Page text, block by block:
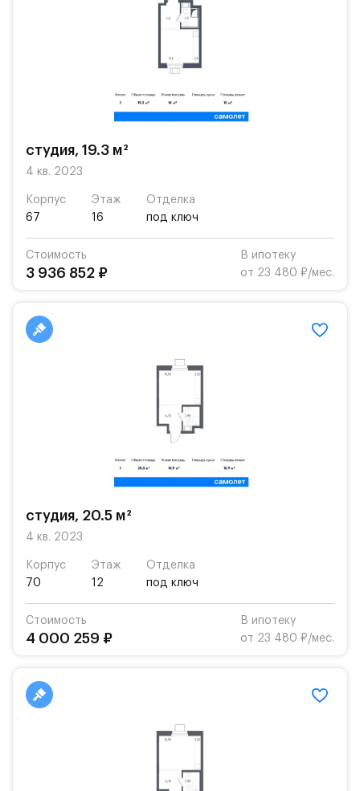
студия, 19.3 м²
4 кв. 2023
Корпус
67
Этаж
16
Отделка
под ключ
Стоимость
3 936 852 ₽
В ипотеку
от 23 480 ₽/мес.
студия, 20.5 м²
4 кв. 2023
Корпус
70
Этаж
12
Отделка
под ключ
Стоимость
4 000 259 ₽
В ипотеку
от 23 480 ₽/мес.